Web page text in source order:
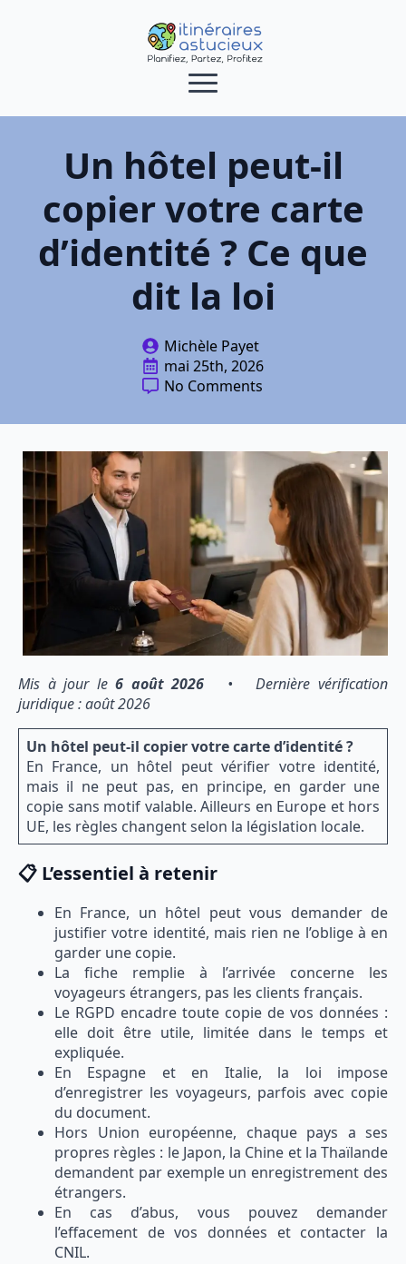
Un hôtel peut-il
copier votre carte
d’identité ? Ce que
dit la loi
Michèle Payet
mai 25th, 2026
No Comments
Mis à jour le6 août 2026 • Dernière vérification
juridique : août 2026
Un hôtel peut-il copier votre carte d’identité ?
En France, un hôtel peut vérifier votre identité,
mais il ne peut pas, en principe, en garder une
copie sans motif valable. Ailleurs en Europe et hors
UE, les règles changent selon la législation locale.
📋 L’essentiel à retenir
En France, un hôtel peut vous demander de
justifier votre identité, mais rien ne l’oblige à en
garder une copie.
La fiche remplie à l’arrivée concerne les
voyageurs étrangers, pas les clients français.
Le RGPD encadre toute copie de vos données :
elle doit être utile, limitée dans le temps et
expliquée.
En Espagne et en Italie, la loi impose
d’enregistrer les voyageurs, parfois avec copie
du document.
Hors Union européenne, chaque pays a ses
propres règles : le Japon, la Chine et la Thaïlande
demandent par exemple un enregistrement des
étrangers.
En cas d’abus, vous pouvez demander
l’effacement de vos données et contacter la
CNIL.